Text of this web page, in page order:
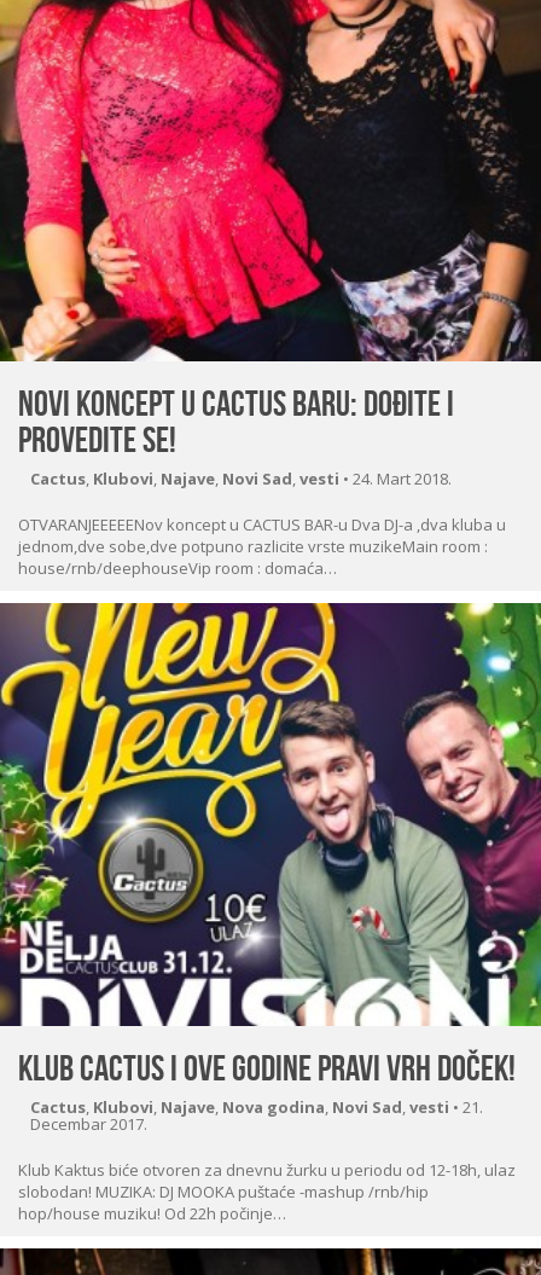
Novi koncept u CACTUS BARU: Dođite i
provedite se!
Cactus, Klubovi, Najave, Novi Sad,vesti • 24. Mart 2018.
OTVARANJEEEEENov koncept u CACTUS BAR-u Dva DJ-a ,dva kluba u
jednom,dve sobe,dve potpuno razlicite vrste muzikeMain room :
house/rnb/deephouseVip room : domaća…
Klub Cactus i ove godine pravi VRH Doček!
Cactus, Klubovi, Najave, Nova godina, Novi Sad,vesti • 21.
Decembar 2017.
Klub Kaktus biće otvoren za dnevnu žurku u periodu od 12-18h, ulaz
slobodan! MUZIKA: DJ MOOKA puštaće -mashup /rnb/hip
hop/house muziku! Od 22h počinje…